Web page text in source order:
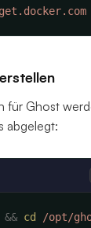
für Ghost
abgelegt:
&& cd